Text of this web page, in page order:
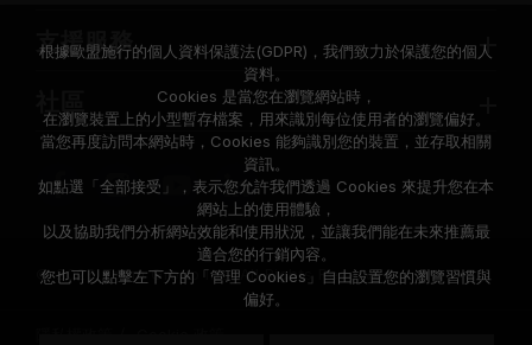
支援服務
© 2026 Team Group Inc. All Rights Reserved.
根據歐盟施行的個人資料保護法(GDPR)，我們致力於保護您的個人
資料。
Cookies 是當您在瀏覽網站時，
在瀏覽裝置上的小型暫存檔案，用來識別每位使用者的瀏覽偏好。
當您再度訪問本網站時，Cookies 能夠識別您的裝置，並存取相關
資訊。
如點選「全部接受」，表示您允許我們透過 Cookies 來提升您在本
網站上的使用體驗，
以及協助我們分析網站效能和使用狀況，並讓我們能在未來推薦最
適合您的行銷內容。
您也可以點擊左下方的「管理 Cookies」自由設置您的瀏覽習慣與
偏好。